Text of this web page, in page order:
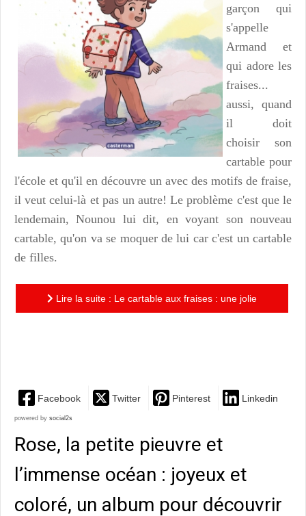
garçon qui
s'appelle
Armand et
qui adore les
fraises...
aussi, quand
il doit
choisir son
cartable pour
l'école et qu'il en découvre un avec des motifs de fraise,
il veut celui-là et pas un autre! Le problème c'est que le
lendemain, Nounou lui dit, en voyant son nouveau
cartable, qu'on va se moquer de lui car c'est un cartable
de filles.
Lire la suite : Le cartable aux fraises : une jolie
Facebook Twitter Pinterest Linkedin
powered by social2s
Rose, la petite pieuvre et
l’immense océan : joyeux et
coloré, un album pour découvrir